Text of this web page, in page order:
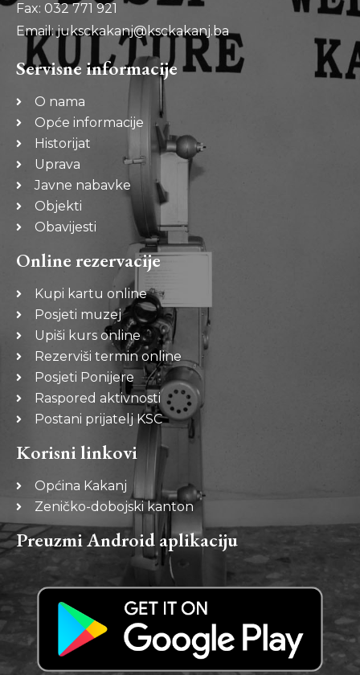
Fax: 032 771 921
Email: juksckakanj@ksckakanj.ba
Servisne informacije
O nama
Opće informacije
Historijat
Uprava
Javne nabavke
Objekti
Obavijesti
Online rezervacije
Kupi kartu online
Posjeti muzej
Upiši kurs online
Rezerviši termin online
Posjeti Ponijere
Raspored aktivnosti
Postani prijatelj KSC
Korisni linkovi
Općina Kakanj
Zeničko-dobojski kanton
Preuzmi Android aplikaciju